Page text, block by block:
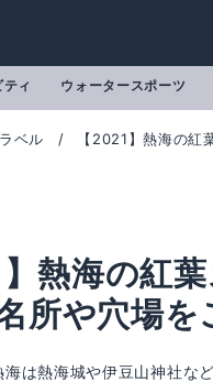
ィ ウォータースポーツ
ベル 【2021】熱海の紅
】熱海の紅
所や穴場を
海は熱海城や伊豆山神社な